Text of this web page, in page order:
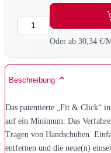
Menge
Oder ab 30,34 €/
Beschreibung
Das patentierte „Fit & Click“
auf ein Minimum. Das
Tragen von Handschuhen.
entfernen und die neue(n)